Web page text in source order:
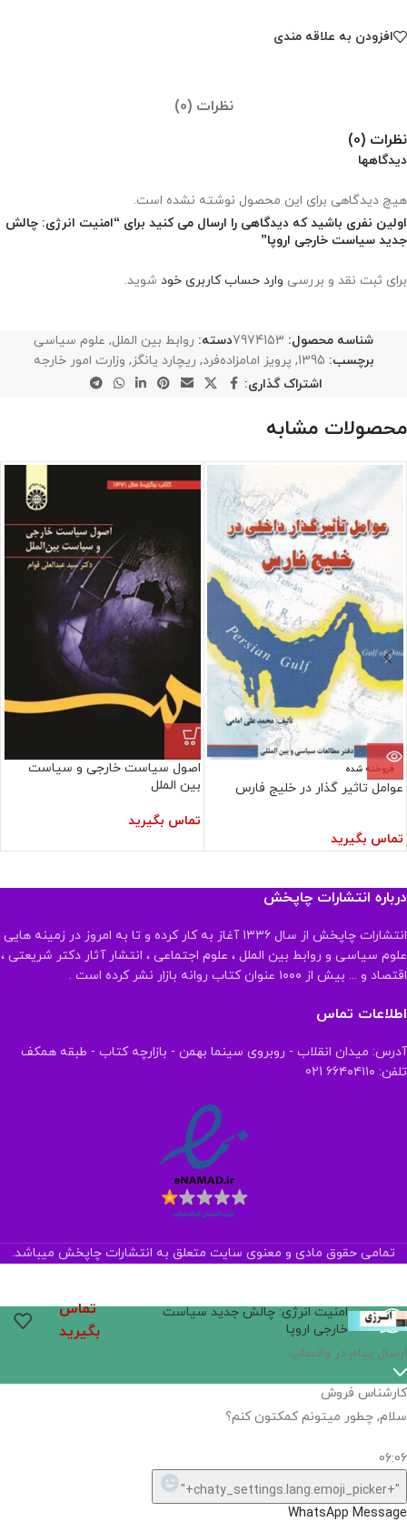
افزودن به علاقه مندی
نظرات (0)
نظرات (0)
دیدگاهها
هیچ دیدگاهی برای این محصول نوشته نشده است.
اولین نفری باشید که دیدگاهی را ارسال می کنید برای “امنیت انرژی: چالش
جدید سیاست خارجی اروپا”
برای ثبت نقد و بررسی وارد حساب کاربری خود شوید.
شناسه محصول: 7974153دسته: روابط بین الملل, علوم سیاسی
برچسب: 1395
, پرویز امامزاده‌فرد, ریچارد یانگز, وزارت امور خارجه
اشتراک گذاری:
محصولات مشابه
فروخته شده
عوامل تاثیر گذار در خلیج فارس
تماس بگیرید
اصول سیاست خارجی و سیاست
بین الملل
تماس بگیرید
درباره انتشارات چاپخش
انتشارات چاپخش از سال ۱۳۳۶ آغاز به کار کرده و تا به امروز در زمینه هایی
علوم سیاسی و روابط بین الملل ، علوم اجتماعی ، انتشار آثار دکتر شریعتی ،
اقتصاد و ... بیش از ۱۰۰۰ عنوان کتاب روانه بازار نشر کرده است .
اطلاعات تماس
آدرس: میدان انقلاب - روبروی سینما بهمن - بازارچه کتاب - طبقه همکف
تلفن: ۶۶۴۰۴۱۱۰ 021
تمامی حقوق مادی و معنوی سایت متعلق به انتشارات چاپخش میباشد.
امنیت انرژی: چالش جدید سیاست
خارجی اروپا
تماس
بگیرید
اگر
نیست,
شاید
بتونیم
تهیه